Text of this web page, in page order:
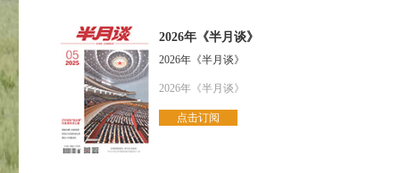
2026年《半月谈》
2026年《半月谈》
2026年《半月谈》
点击订阅